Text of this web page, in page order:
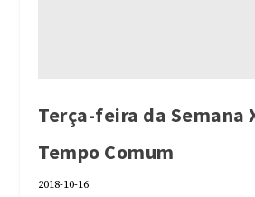
Terça-feira da Semana
Tempo Comum
2018-10-16